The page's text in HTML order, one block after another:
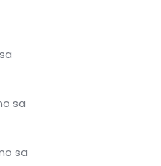
sa
sa